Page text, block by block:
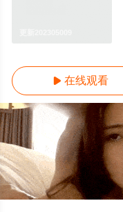
 在线观看